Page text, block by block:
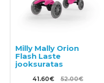
Milly Mally Orion
Flash Laste
jooksuratas
41.60€ 52.00€